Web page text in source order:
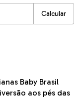
Calcular
Baby Brasil
aos pés das